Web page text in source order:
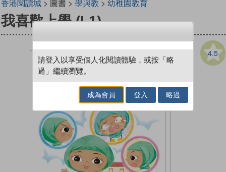
香港閱讀城> 圖書 > 學與教 > 幼稚園教育
我喜歡上學 (L1)
4.5
請登入以享受個人化閱讀體驗，或按「略
過」繼續瀏覽。
成為會員 登入 略過